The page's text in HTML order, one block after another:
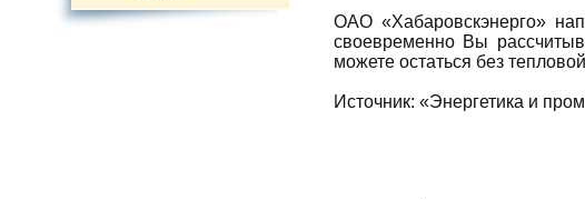
ОАО «Хабаровскэнерго»
своевременно Вы
можете остаться без
Источник: «Энергетика и